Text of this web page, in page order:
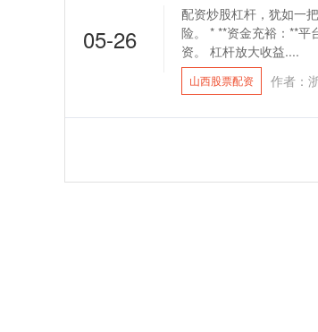
05-26
配资炒股杠杆，犹如一
险。 * **资金充裕：**
资。 杠杆放大收益....
山西股票配资 作者：